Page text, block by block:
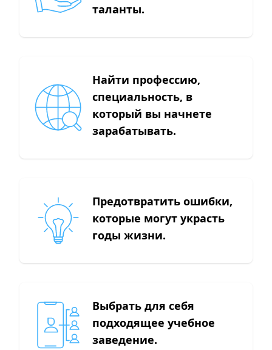
таланты.
Найти профессию,
специальность, в
который вы начнете
зарабатывать.
Предотвратить ошибки,
которые могут украсть
годы жизни.
Выбрать для себя
подходящее учебное
заведение.